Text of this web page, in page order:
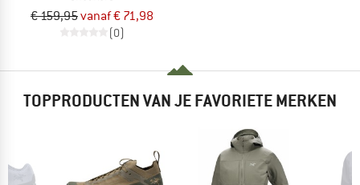
€ 159,95vanaf € 71,98
(0)
TOPPRODUCTEN VAN JE FAVORIETE MERKEN